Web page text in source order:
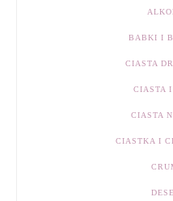
BABKI I
CIASTA
CIASTA
CIASTA
CIASTKA I